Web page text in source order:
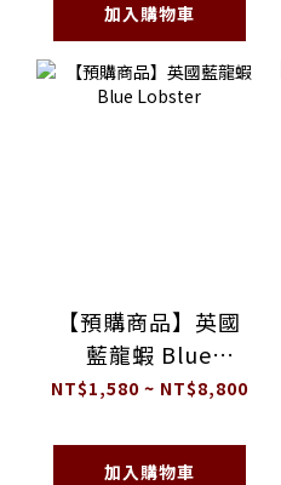
加入購物車
【預購商品】英國
藍龍蝦 Blue
Lobster
NT$1,580 ~ NT$8,800
加入購物車